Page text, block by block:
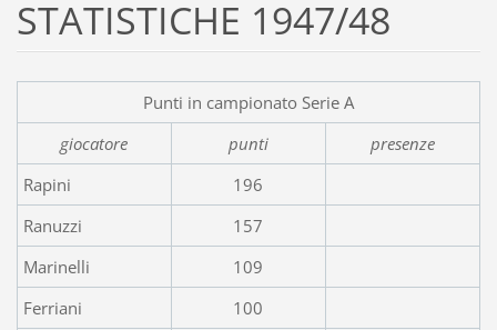
STATISTICHE 1947/48
Punti in campionato Serie A
giocatore
punti
presenze
Rapini
196
Ranuzzi
157
Marinelli
109
Ferriani
100